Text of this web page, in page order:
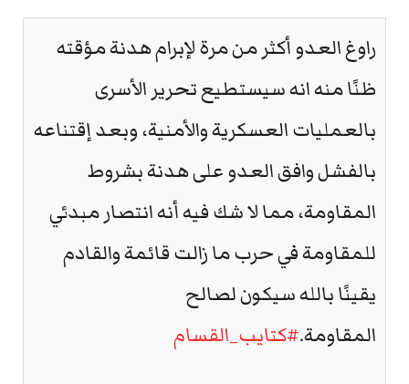
راوغ العدو أكثر من مرة لإبرام هدنة مؤقته
ظنًا منه انه سيستطيع تحرير الأسرى
بالعمليات العسكرية والأمنية، وبعد إقتناعه
بالفشل وافق العدو على هدنة بشروط
المقاومة، مما لا شك فيه أنه انتصار مبدئي
للمقاومة في حرب ما زالت قائمة والقادم
يقينًا بالله سيكون لصالح
المقاومة.#كتايب_القسام